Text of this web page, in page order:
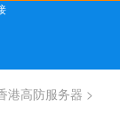
港高防服务器 >